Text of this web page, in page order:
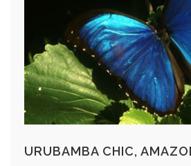
URUBAMBA CHIC,